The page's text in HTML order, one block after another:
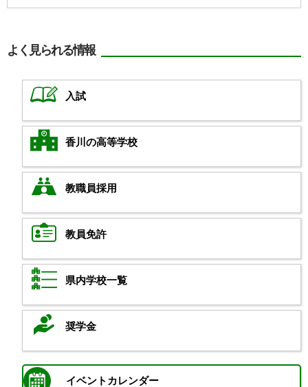
よく見られる情報
入試
香川の高等学校
教職員採用
教員免許
県内学校一覧
奨学金
イベントカレンダー